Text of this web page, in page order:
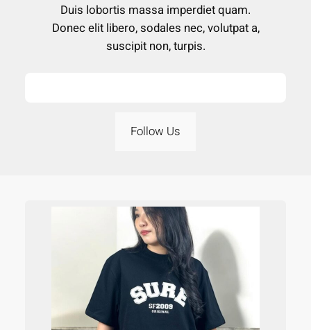
Duis lobortis massa imperdiet quam.
Donec elit libero, sodales nec, volutpat a,
suscipit non, turpis.
Follow Us